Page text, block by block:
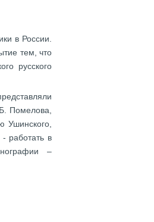
в России.
тем, что
русского
Помелова,
Ушинского,
работать в
–